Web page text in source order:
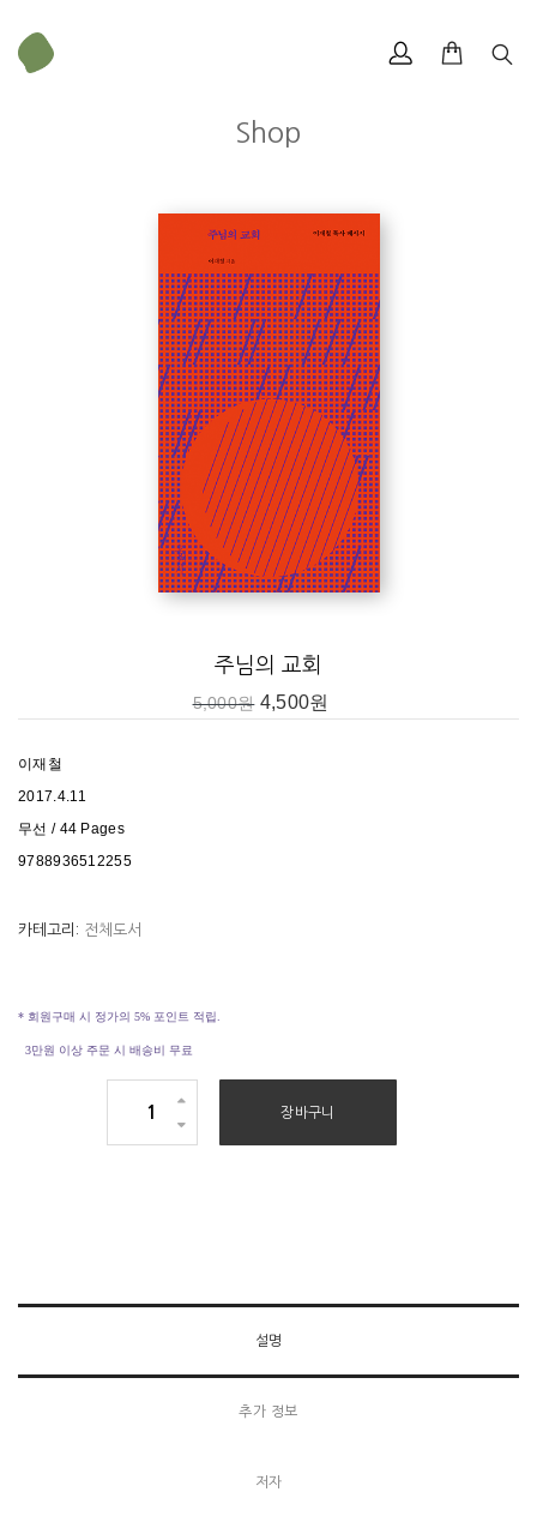
Shop
주님의 교회
5,000원 4,500원
이재철
2017.4.11
무선 / 44 Pages
9788936512255
카테고리: 전체도서
* 회원구매 시 정가의 5% 포인트 적립.
3만원 이상 주문 시 배송비 무료
장바구니
설명
추가 정보
저자